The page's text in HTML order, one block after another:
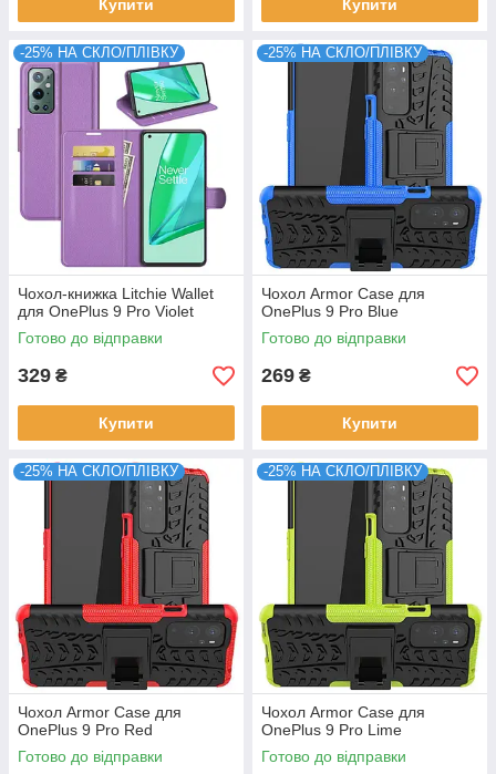
Купити Купити
-25% НА СКЛО/ПЛІВКУ
Чохол-книжка Litchie Wallet
для OnePlus 9 Pro Violet
Готово до відправки
329 ₴
Купити
-25% НА СКЛО/ПЛІВКУ
Чохол Armor Case для
OnePlus 9 Pro Blue
Готово до відправки
269 ₴
Купити
-25% НА СКЛО/ПЛІВКУ
Чохол Armor Case для
OnePlus 9 Pro Red
Готово до відправки
-25% НА СКЛО/ПЛІВКУ
Чохол Armor Case для
OnePlus 9 Pro Lime
Готово до відправки